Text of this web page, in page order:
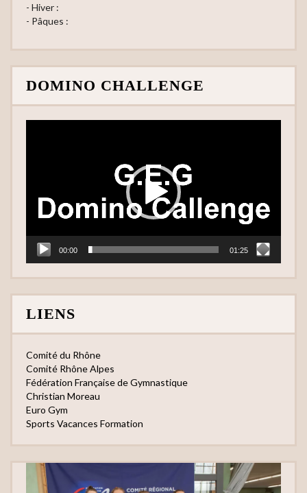
- Hiver :
- Pâques :
DOMINO CHALLENGE
00:00 01:25
LIENS
Comité du Rhône
Comité Rhône Alpes
Fédération Française de Gymnastique
Christian Moreau
Euro Gym
Sports Vacances Formation